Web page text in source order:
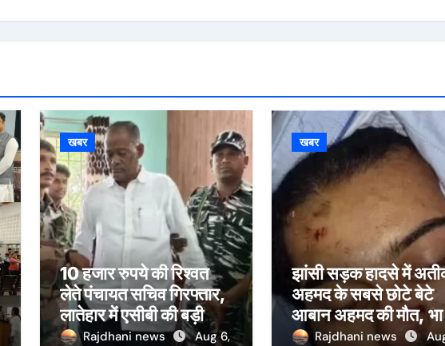
खबर
10 हजार रुपये की रिश्वत
लेते पंचायत सचिव गिरफ्तार,
लातेहार में एसीबी की बड़ी
कार्रवाईRajdhani news Aug 6,
खबर
झांसी सड़क हादसे में
अहमद के सबसे छोटे बेटे
आबान अहमद की मौत,
अली से मिलने जा रहा था
Rajdhani news